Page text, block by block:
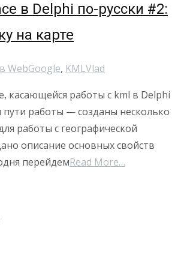
в Delphi по-русски #2:
на карте
WebGoogle, KMLVlad
касающейся работы с kml в Delphi
работы — созданы несколько
работы с географической
описание основных свойств
перейдемRead More…